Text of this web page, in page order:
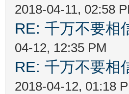
2018-04-11, 02:58
RE: 千万不要相
04-12, 12:35 PM
RE: 千万不要相
2018-04-12, 01:18